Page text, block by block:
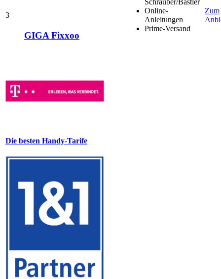
3
GIGA Fixxoo
Online-
Anleitungen
Prime-Versand
Zum
Die besten Handy-Tarife